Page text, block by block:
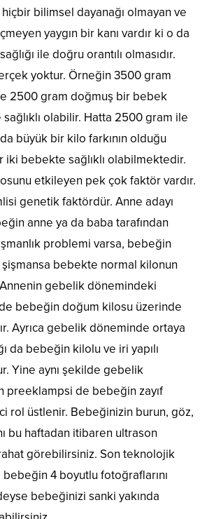
bilimsel dayanağı olmayan ve
yaygın bir kanı vardır ki o da
ile doğru orantılı olmasıdır.
yoktur. Örneğin 3500 gram
2500 gram doğmuş bir bebek
olabilir. Hatta 2500 gram ile
büyük bir kilo farkının olduğu
bebekte sağlıklı olabilmektedir.
etkileyen pek çok faktör vardır.
genetik faktördür. Anne adayı
anne ya da baba tarafından
problemi varsa, bebeğin
bebekte normal kilonun
gebelik dönemindeki
bebeğin doğum kilosu üzerinde
Ayrıca gebelik döneminde ortaya
da bebeğin kilolu ve iri yapılı
Yine aynı şekilde gebelik
preeklampsi de bebeğin zayıf
rol üstlenir. Bebeğinizin burun, göz,
bu haftadan itibaren ultrason
görebilirsiniz. Son teknolojik
4 boyutlu fotoğraflarını
bebeğinizi sanki yakında
Teknolojisi.
Yüz
hassas
bir
deriye
sahiptir
ve dış
etkenlere
daha
fazla
PINAR
ALTUĞ
Altuğ
için